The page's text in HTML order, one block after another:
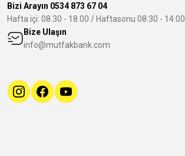
Bizi Arayın 0534 873 67 04
Hafta içi: 08.30 - 18.00 / Haftasonu 08:30 - 14:00
Bize Ulaşın
info@mutfakbank.com